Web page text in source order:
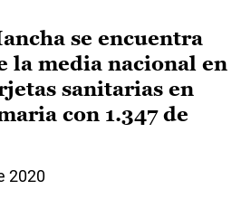
se encuentra
la media nacional en
sanitarias en
con 1.347 de
2020